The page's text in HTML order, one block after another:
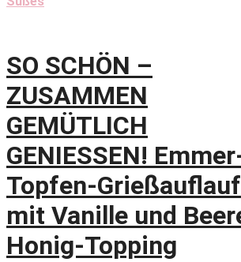
SO SCHÖN –
ZUSAMMEN
GEMÜTLICH
GENIESSEN!
Topfen-Grießauflauf
mit Vanille und
Honig-Topping